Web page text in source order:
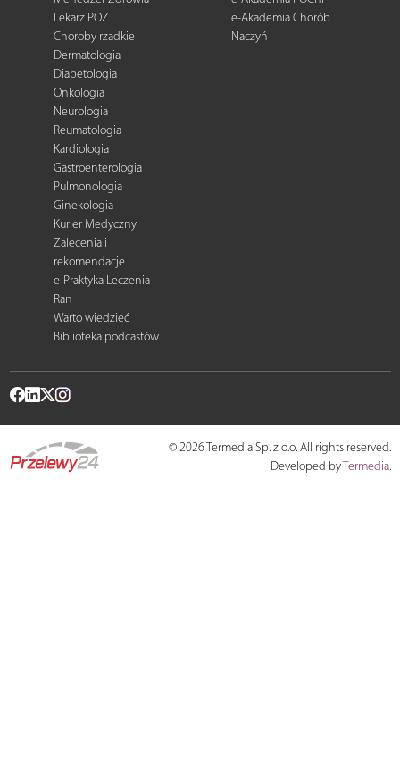
Lekarz POZ
Choroby rzadkie
Dermatologia
Diabetologia
Onkologia
Neurologia
Reumatologia
Kardiologia
Gastroenterologia
Pulmonologia
Ginekologia
Kurier Medyczny
Zalecenia i
rekomendacje
e-Praktyka Leczenia
Ran
Warto wiedzieć
Biblioteka podcastów
e-Akademia Chorób
Naczyń
© 2026 Termedia Sp. z o.o. All rights reserved.
Developed byTermedia.